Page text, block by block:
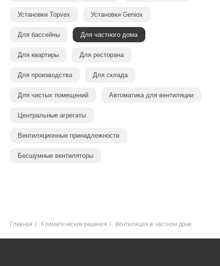
Установки Topvex Установки Geniox
Для бассейны Для частного дома
Для квартиры Для ресторана
Для производства Для склада
Для чистых помещений Автоматика для вентиляции
Центральные агрегаты
Вентиляционные принадлежности
Бесшумные вентиляторы
Главная / Климатические решения / Вентиляция в частном доме